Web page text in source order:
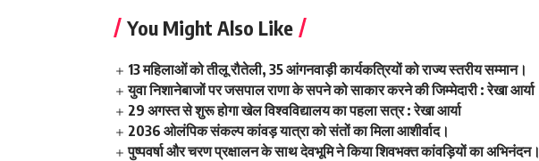
You Might Also Like
13 महिलाओं को तीलू रौतेली, 35 आंगनवाड़ी कार्यकत्रियों को राज्य स्तरीय सम्मान।
युवा निशानेबाजों पर जसपाल राणा के सपने को साकार करने की जिम्मेदारी : रेखा आर्या
29 अगस्त से शुरू होगा खेल विश्वविद्यालय का पहला सत्र : रेखा आर्या
2036 ओलंपिक संकल्प कांवड़ यात्रा को संतों का मिला आशीर्वाद।
पुष्पवर्षा और चरण प्रक्षालन के साथ देवभूमि ने किया शिवभक्त कांवड़ियों का अभिनंदन।